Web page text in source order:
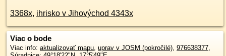
3368x, ihrisko v Jihovýchod 4343x
Viac o bode
Viac info: aktualizovať mapu, uprav v JOSM (pokročilé), 976638377,